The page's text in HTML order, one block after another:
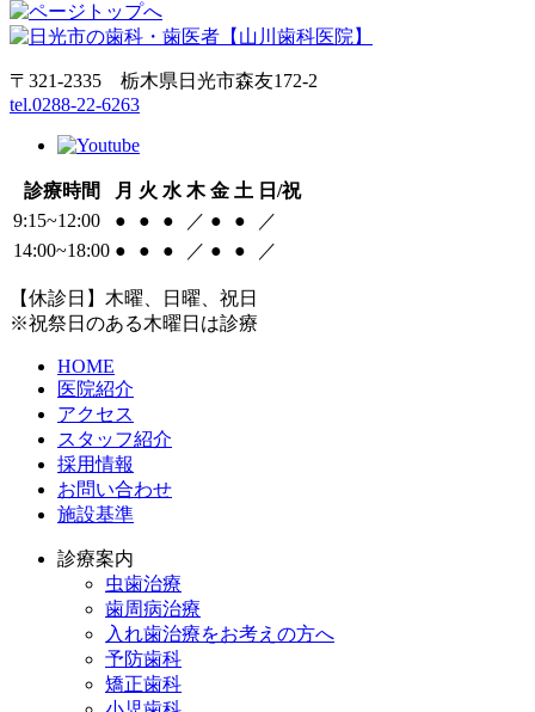
〒321-2335 栃木県日光市森友172-2
tel.0288-22-6263
診療時間 月 火 水 木 金 土 日/祝
9:15~12:00
● ● ● ／ ● ●
／
14:00~18:00 ● ● ● ／ ● ● ／
【休診日】木曜、日曜、祝日
※祝祭日のある木曜日は診療
HOME
医院紹介
アクセス
スタッフ紹介
採用情報
お問い合わせ
施設基準
診療案内
虫歯治療
歯周病治療
入れ歯治療をお考えの方へ
予防歯科
矯正歯科